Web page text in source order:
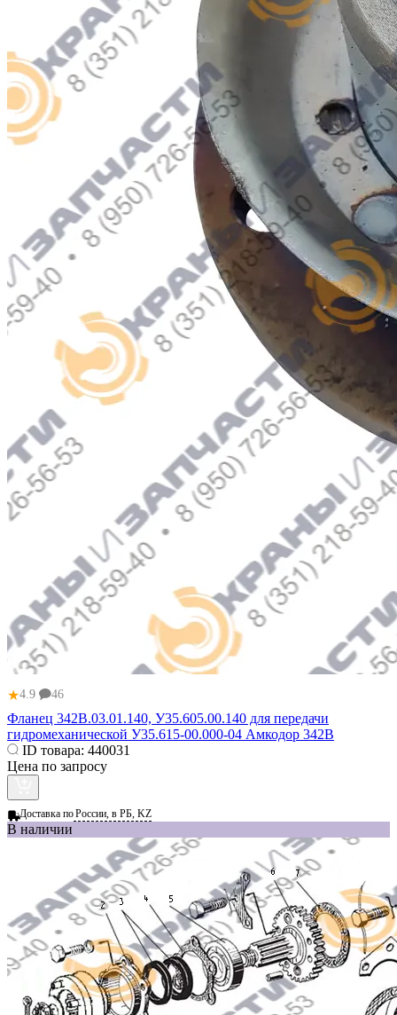
★4.9 46
Фланец 342В.03.01.140, У35.605.00.140 для передачи
гидромеханической У35.615-00.000-04 Амкодор 342В
ID товара: 440031
Цена по запросу
Доставка поРоссии, в РБ, KZ
В наличии